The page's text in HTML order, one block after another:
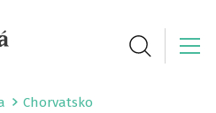
Chorvatsko